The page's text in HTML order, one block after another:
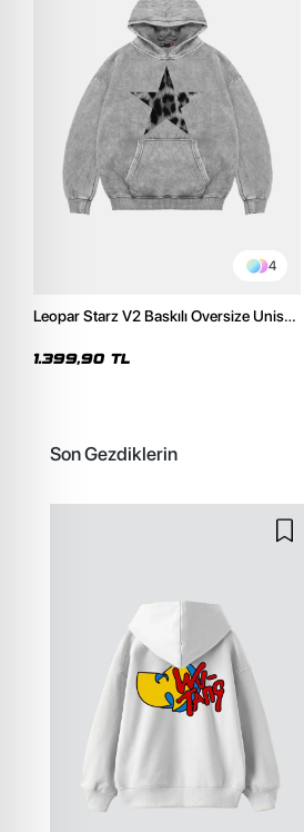
4
Leopar Starz V2 Baskılı Oversize Unisex
1.399,90 TL
Son Gezdiklerin